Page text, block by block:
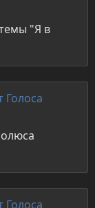
"Я в
Голоса
Голоса